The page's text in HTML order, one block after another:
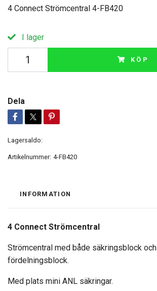
4 Connect Strömcentral 4-FB420
I lager
KÖP
Dela
Lagersaldo:
Artikelnummer: 4-FB420
INFORMATION
4 Connect Strömcentral
Strömcentral med både säkringsblock och
fördelningsblock.
Med plats mini ANL säkringar.